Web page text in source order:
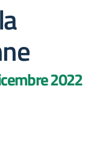
2022